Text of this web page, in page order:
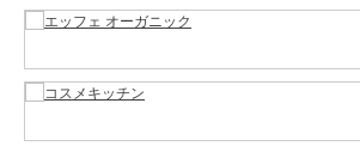
*2 ホホバ種子油、ヒマワリ種子油、オリーブ
*4 グリチルリチン酸ジカリウム（整肌成分・